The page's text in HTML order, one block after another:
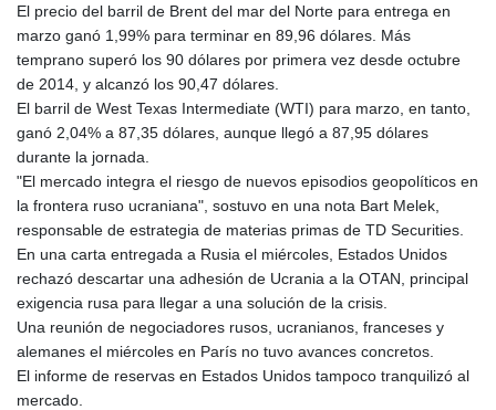
GYD 240.940815
HKD 9.061061
HNL 30.874329
HRK 7.533022
HTG 150.614934
HUF 363.351257
ILS 3.464825
IMP 0.856409
INR 109.953282
IQD 1508.947386
IRR
1588759.278174
ISK 142.596885
JEP 0.856409
JMD 182.931598
El precio del barril de Brent del mar del Norte para entrega en
marzo ganó 1,99% para terminar en 89,96 dólares. Más
temprano superó los 90 dólares por primera vez desde octubre
de 2014, y alcanzó los 90,47 dólares.
El barril de West Texas Intermediate (WTI) para marzo, en tanto,
ganó 2,04% a 87,35 dólares, aunque llegó a 87,95 dólares
durante la jornada.
"El mercado integra el riesgo de nuevos episodios geopolíticos en
la frontera ruso ucraniana", sostuvo en una nota Bart Melek,
responsable de estrategia de materias primas de TD Securities.
En una carta entregada a Rusia el miércoles, Estados Unidos
rechazó descartar una adhesión de Ucrania a la OTAN, principal
exigencia rusa para llegar a una solución de la crisis.
Una reunión de negociadores rusos, ucranianos, franceses y
alemanes el miércoles en París no tuvo avances concretos.
El informe de reservas en Estados Unidos tampoco tranquilizó al
mercado.